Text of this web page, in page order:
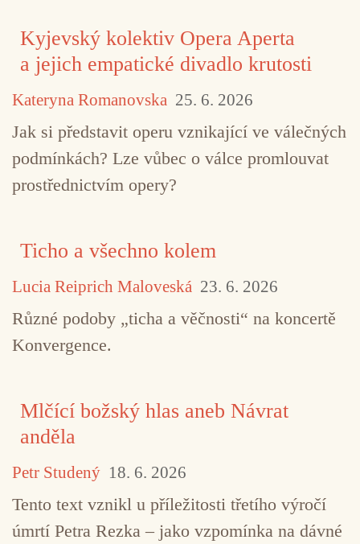
Zkouška sirén
Kyjevský kolektiv Opera Aperta
a jejich empatické divadlo krutosti
Kateryna Romanovska 25. 6. 2026
Jak si představit operu vznikající ve válečných
podmínkách? Lze vůbec o válce promlouvat
prostřednictvím opery?
Ticho a všechno kolem
Lucia Reiprich Maloveská 23. 6. 2026
Různé podoby „ticha a věčnosti“ na koncertě
Konvergence.
Mlčící božský hlas aneb Návrat
anděla
Petr Studený 18. 6. 2026
Tento text vznikl u příležitosti třetího výročí
úmrtí Petra Rezka – jako vzpomínka na dávné